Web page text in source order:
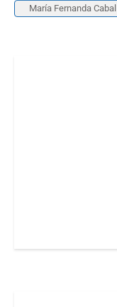
María Fernanda Cabal